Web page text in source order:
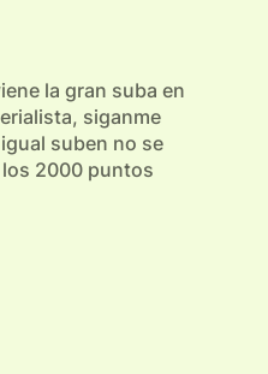
la gran suba en
siganme
suben no se
los 2000 puntos